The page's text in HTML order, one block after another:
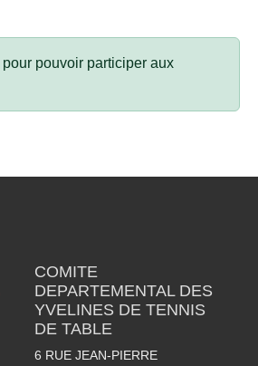
pour pouvoir participer aux
COMITE
DEPARTEMENTAL DES
YVELINES DE TENNIS
DE TABLE
6 RUE JEAN-PIERRE